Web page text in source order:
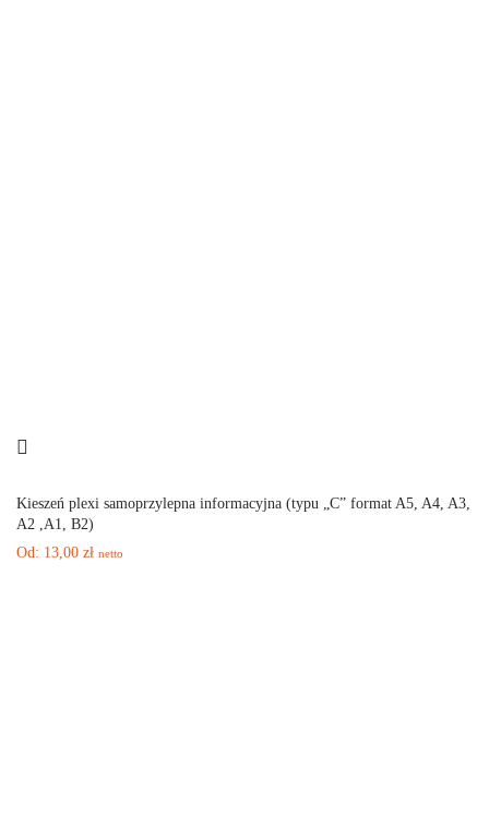
Kieszeń plexi samoprzylepna informacyjna (typu „C” format A5, A4, A3,
A2 ,A1, B2)
Od: 13,00 zł netto